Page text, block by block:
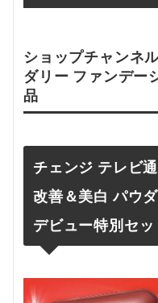
ショップチャンネ
ダリー ファンデー
品
チェンジ テレビ
改善＆美白 パウ
デビュー特別セッ